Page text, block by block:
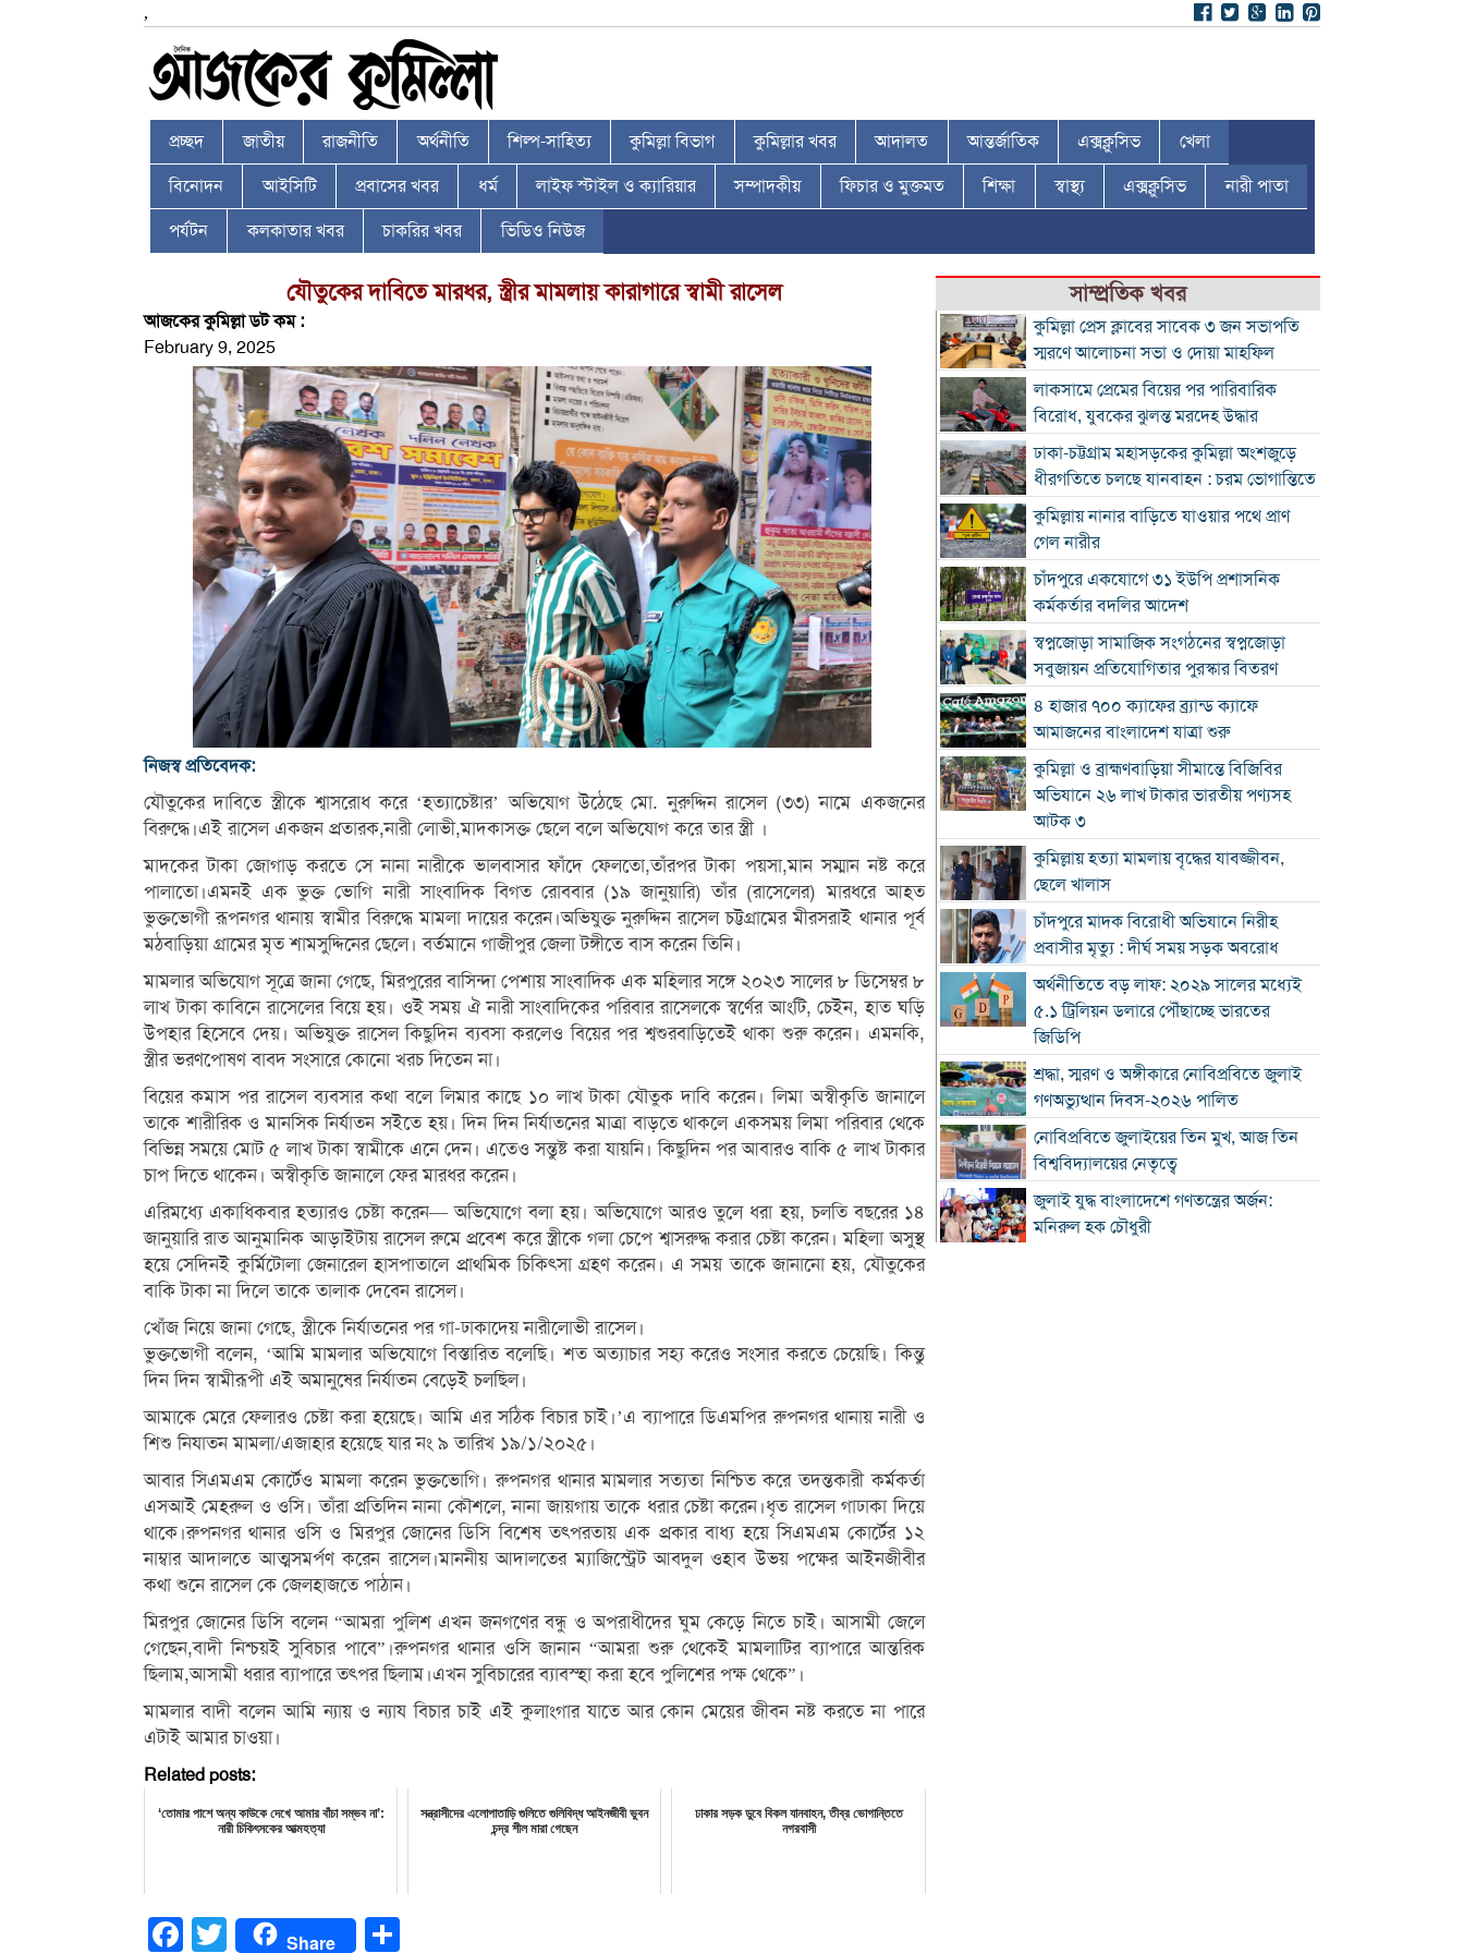
,
প্রচ্ছদ জাতীয় রাজনীতি অর্থনীতি শিল্প-সাহিত্য কুমিল্লা বিভাগ কুমিল্লার খবর আদালত আন্তর্জাতিক এক্সক্লুসিভ খেলা
বিনোদন আইসিটি প্রবাসের খবর ধর্ম লাইফ স্টাইল ও ক্যারিয়ার সম্পাদকীয় ফিচার ও মুক্তমত শিক্ষা স্বাস্থ্য এক্সক্লুসিভ নারী পাতা
পর্যটন কলকাতার খবর চাকরির খবর ভিডিও নিউজ
যৌতুকের দাবিতে মারধর, স্ত্রীর মামলায় কারাগারে স্বামী রাসেল
আজকের কুমিল্লা ডট কম :
February 9, 2025
নিজস্ব প্রতিবেদক:
যৌতুকের দাবিতে স্ত্রীকে শ্বাসরোধ করে ‘হত্যাচেষ্টার’ অভিযোগ উঠেছে মো. নুরুদ্দিন রাসেল (৩৩) নামে একজনের
বিরুদ্ধে।এই রাসেল একজন প্রতারক,নারী লোভী,মাদকাসক্ত ছেলে বলে অভিযোগ করে তার স্ত্রী ।
মাদকের টাকা জোগাড় করতে সে নানা নারীকে ভালবাসার ফাঁদে ফেলতো,তাঁরপর টাকা পয়সা,মান সম্মান নষ্ট করে
পালাতো।এমনই এক ভুক্ত ভোগি নারী সাংবাদিক বিগত রোববার (১৯ জানুয়ারি) তাঁর (রাসেলের) মারধরে আহত
ভুক্তভোগী রূপনগর থানায় স্বামীর বিরুদ্ধে মামলা দায়ের করেন।অভিযুক্ত নুরুদ্দিন রাসেল চট্টগ্রামের মীরসরাই থানার পূর্ব
মঠবাড়িয়া গ্রামের মৃত শামসুদ্দিনের ছেলে। বর্তমানে গাজীপুর জেলা টঙ্গীতে বাস করেন তিনি।
মামলার অভিযোগ সূত্রে জানা গেছে, মিরপুরের বাসিন্দা পেশায় সাংবাদিক এক মহিলার সঙ্গে ২০২৩ সালের ৮ ডিসেম্বর ৮
লাখ টাকা কাবিনে রাসেলের বিয়ে হয়। ওই সময় ঐ নারী সাংবাদিকের পরিবার রাসেলকে স্বর্ণের আংটি, চেইন, হাত ঘড়ি
উপহার হিসেবে দেয়। অভিযুক্ত রাসেল কিছুদিন ব্যবসা করলেও বিয়ের পর শ্বশুরবাড়িতেই থাকা শুরু করেন। এমনকি,
স্ত্রীর ভরণপোষণ বাবদ সংসারে কোনো খরচ দিতেন না।
বিয়ের কমাস পর রাসেল ব্যবসার কথা বলে লিমার কাছে ১০ লাখ টাকা যৌতুক দাবি করেন। লিমা অস্বীকৃতি জানালে
তাকে শারীরিক ও মানসিক নির্যাতন সইতে হয়। দিন দিন নির্যাতনের মাত্রা বাড়তে থাকলে একসময় লিমা পরিবার থেকে
বিভিন্ন সময়ে মোট ৫ লাখ টাকা স্বামীকে এনে দেন। এতেও সন্তুষ্ট করা যায়নি। কিছুদিন পর আবারও বাকি ৫ লাখ টাকার
চাপ দিতে থাকেন। অস্বীকৃতি জানালে ফের মারধর করেন।
এরিমধ্যে একাধিকবার হত্যারও চেষ্টা করেন— অভিযোগে বলা হয়। অভিযোগে আরও তুলে ধরা হয়, চলতি বছরের ১৪
জানুয়ারি রাত আনুমানিক আড়াইটায় রাসেল রুমে প্রবেশ করে স্ত্রীকে গলা চেপে শ্বাসরুদ্ধ করার চেষ্টা করেন। মহিলা অসুস্থ
হয়ে সেদিনই কুর্মিটোলা জেনারেল হাসপাতালে প্রাথমিক চিকিৎসা গ্রহণ করেন। এ সময় তাকে জানানো হয়, যৌতুকের
বাকি টাকা না দিলে তাকে তালাক দেবেন রাসেল।
খোঁজ নিয়ে জানা গেছে, স্ত্রীকে নির্যাতনের পর গা-ঢাকাদেয় নারীলোভী রাসেল।
ভুক্তভোগী বলেন, ‘আমি মামলার অভিযোগে বিস্তারিত বলেছি। শত অত্যাচার সহ্য করেও সংসার করতে চেয়েছি। কিন্তু
দিন দিন স্বামীরূপী এই অমানুষের নির্যাতন বেড়েই চলছিল।
আমাকে মেরে ফেলারও চেষ্টা করা হয়েছে। আমি এর সঠিক বিচার চাই।’এ ব্যাপারে ডিএমপির রুপনগর থানায় নারী ও
শিশু নিযাতন মামলা/এজাহার হয়েছে যার নং ৯ তারিখ ১৯/১/২০২৫।
আবার সিএমএম কোর্টেও মামলা করেন ভুক্তভোগি। রুপনগর থানার মামলার সত্যতা নিশ্চিত করে তদন্তকারী কর্মকর্তা
এসআই মেহরুল ও ওসি। তাঁরা প্রতিদিন নানা কৌশলে, নানা জায়গায় তাকে ধরার চেষ্টা করেন।ধৃত রাসেল গাঢাকা দিয়ে
থাকে।রুপনগর থানার ওসি ও মিরপুর জোনের ডিসি বিশেষ তৎপরতায় এক প্রকার বাধ্য হয়ে সিএমএম কোর্টের ১২
নাম্বার আদালতে আত্মসমর্পণ করেন রাসেল।মাননীয় আদালতের ম্যাজিস্ট্রেট আবদুল ওহাব উভয় পক্ষের আইনজীবীর
কথা শুনে রাসেল কে জেলহাজতে পাঠান।
মিরপুর জোনের ডিসি বলেন “আমরা পুলিশ এখন জনগণের বন্ধু ও অপরাধীদের ঘুম কেড়ে নিতে চাই। আসামী জেলে
গেছেন,বাদী নিশ্চয়ই সুবিচার পাবে”।রুপনগর থানার ওসি জানান “আমরা শুরু থেকেই মামলাটির ব্যাপারে আন্তরিক
ছিলাম,আসামী ধরার ব্যাপারে তৎপর ছিলাম।এখন সুবিচারের ব্যাবস্হা করা হবে পুলিশের পক্ষ থেকে”।
মামলার বাদী বলেন আমি ন্যায় ও ন্যায বিচার চাই এই কুলাংগার যাতে আর কোন মেয়ের জীবন নষ্ট করতে না পারে
এটাই আমার চাওয়া।
Related posts:
‘তোমার পাশে অন্য কাউকে দেখে আমার বাঁচা সম্ভব না’:
নারী চিকিৎসকের আত্মহত্যা
সন্ত্রাসীদের এলোপাতাড়ি গুলিতে গুলিবিদ্ধ আইনজীবী ভুবন
চন্দ্র শীল মারা গেছেন
ঢাকার সড়ক ডুবে বিকল যানবাহন, তীব্র ভোগান্তিতে
নগরবাসী
Facebook
Twitter Share
সাম্প্রতিক খবর
কুমিল্লা প্রেস ক্লাবের সাবেক ৩ জন সভাপতি
স্মরণে আলোচনা সভা ও দোয়া মাহফিল
লাকসামে প্রেমের বিয়ের পর পারিবারিক
বিরোধ, যুবকের ঝুলন্ত মরদেহ উদ্ধার
ঢাকা-চট্টগ্রাম মহাসড়কের কুমিল্লা অংশজুড়ে
ধীরগতিতে চলছে যানবাহন : চরম ভোগান্তিতে
কুমিল্লায় নানার বাড়িতে যাওয়ার পথে প্রাণ
গেল নারীর
চাঁদপুরে একযোগে ৩১ ইউপি প্রশাসনিক
কর্মকর্তার বদলির আদেশ
স্বপ্নজোড়া সামাজিক সংগঠনের স্বপ্নজোড়া
সবুজায়ন প্রতিযোগিতার পুরস্কার বিতরণ
৪ হাজার ৭০০ ক্যাফের ব্র্যান্ড ক্যাফে
আমাজনের বাংলাদেশ যাত্রা শুরু
কুমিল্লা ও ব্রাহ্মণবাড়িয়া সীমান্তে বিজিবির
অভিযানে ২৬ লাখ টাকার ভারতীয় পণ্যসহ
আটক ৩
কুমিল্লায় হত্যা মামলায় বৃদ্ধের যাবজ্জীবন,
ছেলে খালাস
চাঁদপুরে মাদক বিরোধী অভিযানে নিরীহ
প্রবাসীর মৃত্যু : দীর্ঘ সময় সড়ক অবরোধ
অর্থনীতিতে বড় লাফ: ২০২৯ সালের মধ্যেই
৫.১ ট্রিলিয়ন ডলারে পৌঁছাচ্ছে ভারতের
জিডিপি
শ্রদ্ধা, স্মরণ ও অঙ্গীকারে নোবিপ্রবিতে জুলাই
গণঅভ্যুত্থান দিবস-২০২৬ পালিত
নোবিপ্রবিতে জুলাইয়ের তিন মুখ, আজ তিন
বিশ্ববিদ্যালয়ের নেতৃত্বে
জুলাই যুদ্ধ বাংলাদেশে গণতন্ত্রের অর্জন:
মনিরুল হক চৌধুরী